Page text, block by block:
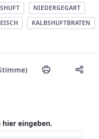
NIEDERGEGART
KALBSHUFTBRATEN
Die
eingeben.